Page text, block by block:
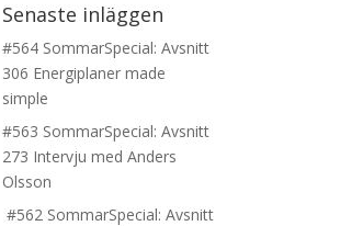
Senaste inläggen
#564 SommarSpecial: Avsnitt
306 Energiplaner made
simple
#563 SommarSpecial: Avsnitt
273 Intervju med Anders
Olsson
#562 SommarSpecial: Avsnitt